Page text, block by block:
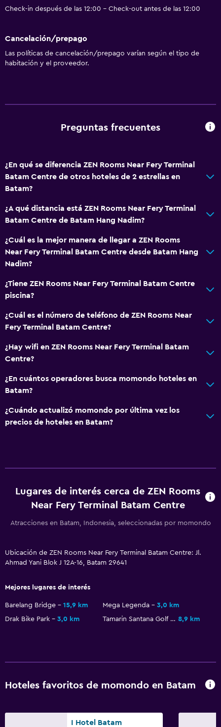
Check-in después de las 12:00 - Check-out antes de las 12:00
Cancelación/prepago
Las políticas de cancelación/prepago varían según el tipo de
habitación y el proveedor.
Preguntas frecuentes
¿En qué se diferencia ZEN Rooms Near Fery Terminal
Batam Centre de otros hoteles de 2 estrellas en
Batam?
¿A qué distancia está ZEN Rooms Near Fery Terminal
Batam Centre de Batam Hang Nadim?
¿Cuál es la mejor manera de llegar a ZEN Rooms
Near Fery Terminal Batam Centre desde Batam Hang
Nadim?
¿Tiene ZEN Rooms Near Fery Terminal Batam Centre
piscina?
¿Cuál es el número de teléfono de ZEN Rooms Near
Fery Terminal Batam Centre?
¿Hay wifi en ZEN Rooms Near Fery Terminal Batam
Centre?
¿En cuántos operadores busca momondo hoteles en
Batam?
¿Cuándo actualizó momondo por última vez los
precios de hoteles en Batam?
Lugares de interés cerca de ZEN Rooms
Near Fery Terminal Batam Centre
Atracciones en Batam, Indonesia, seleccionadas por momondo
Ubicación de ZEN Rooms Near Fery Terminal Batam Centre: Jl.
Ahmad Yani Blok J 12A-16, Batam 29641
Mejores lugares de interés
Barelang Bridge 15,9 km Mega Legenda
3,0 km
Drak Bike Park
3,0 km Tamarin Santana Golf Club 8,9 km
Hoteles favoritos de momondo en Batam
I Hotel Batam